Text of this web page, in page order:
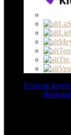
Tin
Список